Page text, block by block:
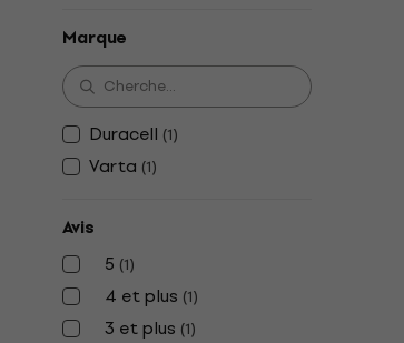
Marque
Duracell (1)
Varta (1)
Avis
5 (1)
4 et plus (1)
3 et plus (1)